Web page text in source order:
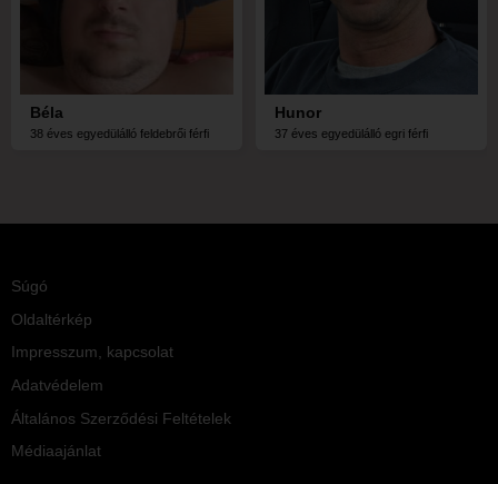
Béla
38 éves egyedülálló feldebrői férfi
Hunor
37 éves egyedülálló egri férfi
Súgó
Oldaltérkép
Impresszum, kapcsolat
Adatvédelem
Általános Szerződési Feltételek
Médiaajánlat